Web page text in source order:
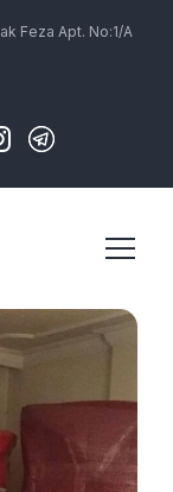
Feza Apt. No:1/A